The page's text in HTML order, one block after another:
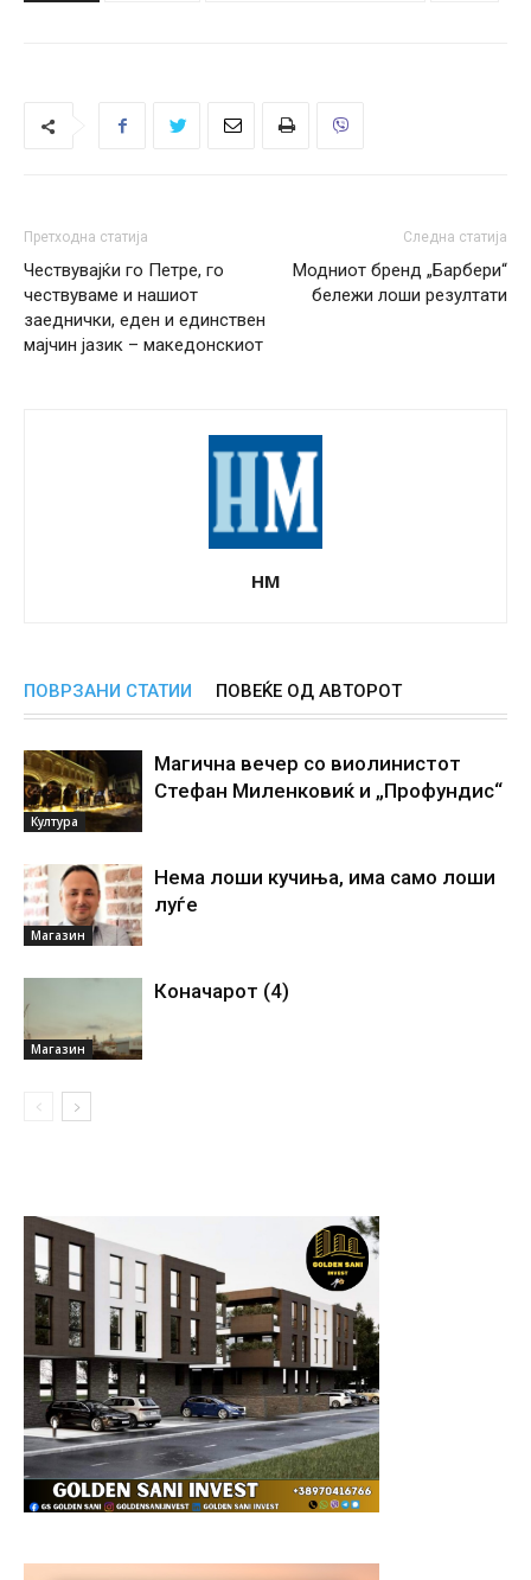
Претходна статија
Чествувајќи го Петре, го
чествуваме и нашиот
заеднички, еден и единствен
мајчин јазик – македонскиот
Следна статија
Модниот бренд „Барбери“
бележи лоши резултати
НМ
ПОВРЗАНИ СТАТИИ ПОВЕЌЕ ОД АВТОРОТ
Култура
Магична вечер со виолинистот
Стефан Миленковиќ и „Профундис“
Магазин
Нема лоши кучиња, има само лоши
луѓе
Магазин
Коначарот (4)